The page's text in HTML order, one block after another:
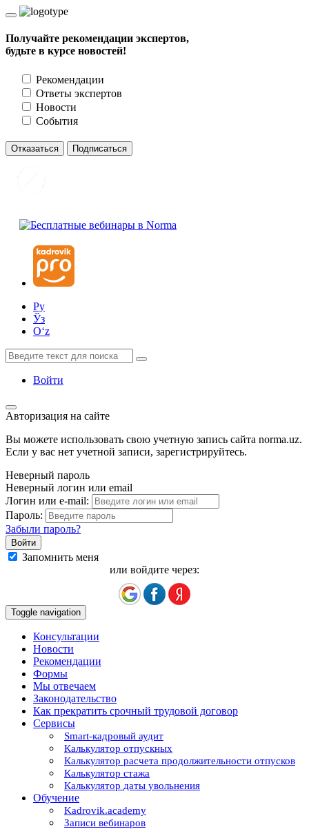
Получайте рекомендации экспертов,
будьте в курсе новостей!
Рекомендации
Ответы экспертов
Новости
События
Отказаться Подписаться
Ру
Ўз
Oʻz
Войти
Авторизация на сайте
Вы можете использовать свою учетную запись сайта norma.uz.
Если у вас нет учетной записи, зарегистрируйтесь.
Неверный пароль
Неверный логин или email
Логин или e-mail:
Пароль:
Забыли пароль?
Запомнить меня
или войдите через:
Toggle navigation
Консультации
Новости
Рекомендации
Формы
Мы отвечаем
Законодательство
Как прекратить срочный трудовой договор
Сервисы
Smart-кадровый аудит
Калькулятор отпускных
Калькулятор расчета продолжительности отпусков
Калькулятор стажа
Калькулятор даты увольнения
Обучение
Kadrovik.academy
Записи вебинаров